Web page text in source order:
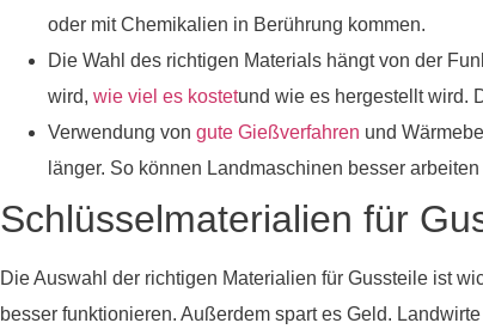
oder mit Chemikalien in Berührung kommen.
Die Wahl des richtigen Materials hängt von der
wird, wie viel es kostetund wie es hergestellt wird.
Verwendung von gute Gießverfahren und
länger. So können Landmaschinen besser
Schlüsselmaterialien für
Die Auswahl der richtigen Materialien für Gussteile ist
besser funktionieren. Außerdem spart es Geld.